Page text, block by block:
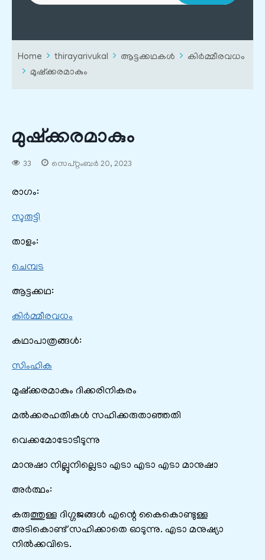
Home thirayarivukal ആട്ടക്കഥകൾ
കിർമ്മീരവധം
മുഷ്ക്കരമാകും
മുഷ്ക്കരമാകും
33 സെപ്റ്റംബർ 20, 2023
രാഗം:
സുരുട്ടി
താളം:
ചെമ്പട
ആട്ടക്കഥ:
കിർമ്മീരവധം
കഥാപാത്രങ്ങൾ:
സിംഹിക
മുഷ്ക്കരമാകും ദിക്കരിനികരം
മൽക്കരഹതികൾ സഹിക്കരുതാഞ്ഞതി
വെക്കമോടോടീടുന്നു
മാനുഷാ നില്ലുനില്ലെടാ എടാ എടാ എടാ മാനുഷാ
അർത്ഥം:
കരുത്തുള്ള ദിഗ്ഗജങ്ങൾ എന്റെ കൈകൊണ്ടുള്ള
അടികൊണ്ട് സഹിക്കാതെ ഓടുന്നു. എടാ മനുഷ്യാ
നിൽക്കവിടെ.